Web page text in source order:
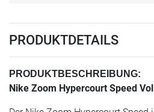
PRODUKTDETAILS
PRODUKTBESCHREIBUNG:
Nike Zoom Hypercourt Speed